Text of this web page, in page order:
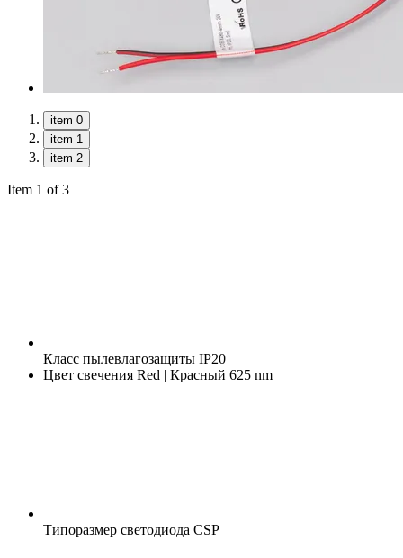
item 0
item 1
item 2
Item 1 of 3
Класс пылевлагозащиты IP20
Цвет свечения Red | Красный 625 nm
Типоразмер светодиода CSP